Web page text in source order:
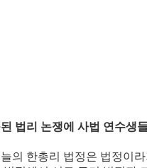
법리 논쟁에 사법 연수생
의 한총리 법정은 법정이